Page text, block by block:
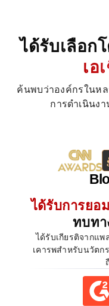
ได้รับเลือก
เอ
ค้นพบว่าองค์กรในห
การดำเนินง
ได้รับการยอ
ทบทา
ได้รับเกียรติจากแ
เคารพสำหรับนวัตก